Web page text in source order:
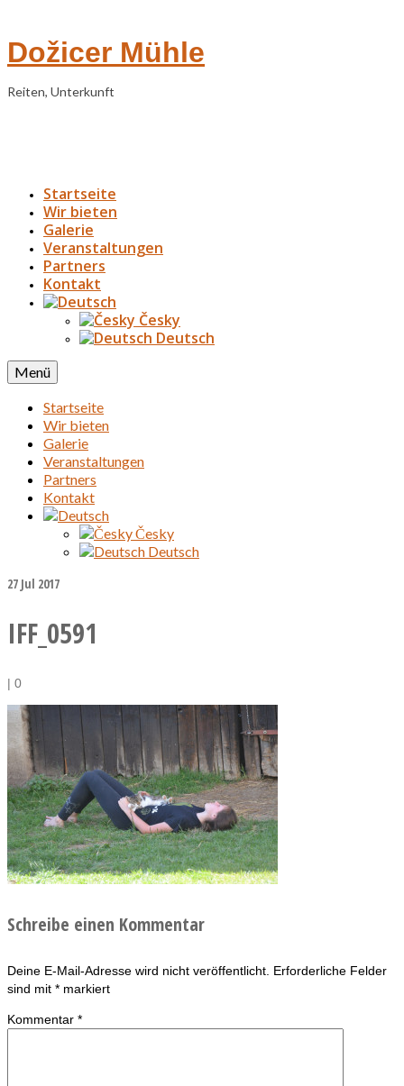
Dožicer Mühle
Reiten, Unterkunft
Startseite
Wir bieten
Galerie
Veranstaltungen
Partners
Kontakt
Česky
Deutsch
Menü
Startseite
Wir bieten
Galerie
Veranstaltungen
Partners
Kontakt
Česky
Deutsch
27 Jul 2017
IFF_0591
| 0
Schreibe einen Kommentar
Deine E-Mail-Adresse wird nicht veröffentlicht. Erforderliche Felder
sind mit * markiert
Kommentar *